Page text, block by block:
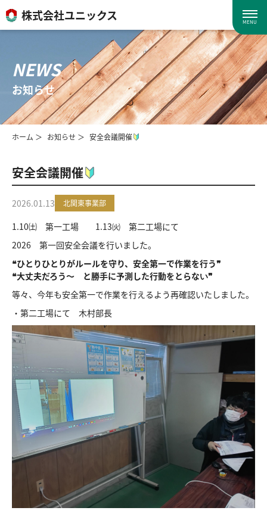
MENU
株式会社ユニックス
NEWS
お知らせ
ホーム お知らせ 安全会議開催
安全会議開催
2026.01.13 北関東事業部
1.10㈯ 第一工場 1.13㈫ 第二工場にて
2026 第一回安全会議を行いました。
❝ひとりひとりがルールを守り、安全第一で作業を行う❞
❝大丈夫だろう〜 と勝手に予測した行動をとらない❞
等々、今年も安全第一で作業を行えるよう再確認いたしました。
・第二工場にて 木村部長